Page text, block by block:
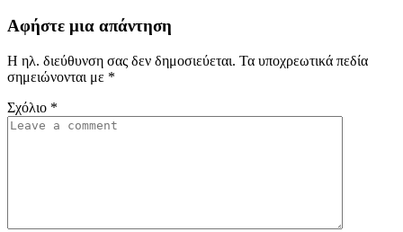
Αφήστε μια απάντηση
Η ηλ. διεύθυνση σας δεν δημοσιεύεται. Τα υποχρεωτικά πεδία
σημειώνονται με *
Σχόλιο *